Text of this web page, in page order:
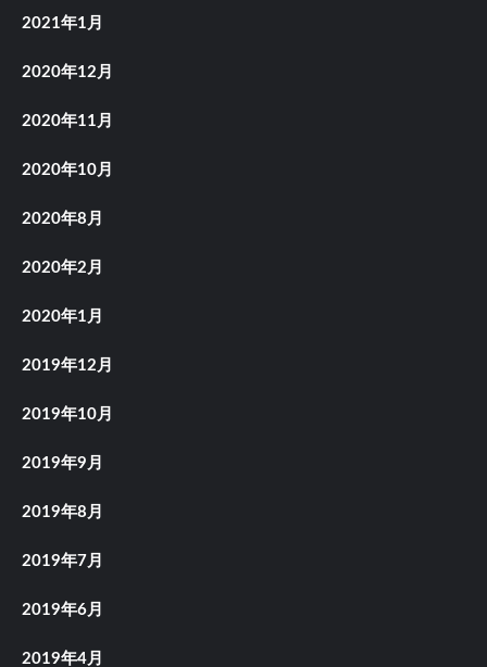
2021年1月
2020年12月
2020年11月
2020年10月
2020年8月
2020年2月
2020年1月
2019年12月
2019年10月
2019年9月
2019年8月
2019年7月
2019年6月
2019年4月